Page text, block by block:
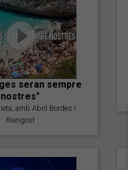
seran sempre
nostres"
amb Abril Bordes i
Riangost